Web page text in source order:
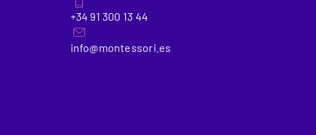
+34 91 300 13 44
info@montessori.es